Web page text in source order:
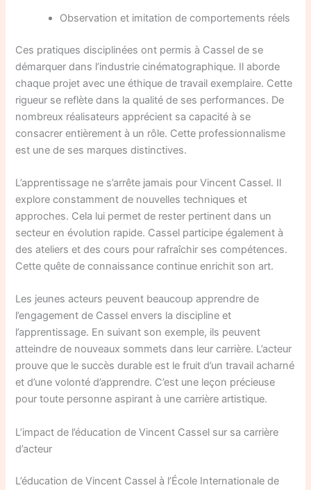
Observation et imitation de comportements réels
Ces pratiques disciplinées ont permis à Cassel de se
démarquer dans l’industrie cinématographique. Il aborde
chaque projet avec une éthique de travail exemplaire. Cette
rigueur se reflète dans la qualité de ses performances. De
nombreux réalisateurs apprécient sa capacité à se
consacrer entièrement à un rôle. Cette professionnalisme
est une de ses marques distinctives.
L’apprentissage ne s’arrête jamais pour Vincent Cassel. Il
explore constamment de nouvelles techniques et
approches. Cela lui permet de rester pertinent dans un
secteur en évolution rapide. Cassel participe également à
des ateliers et des cours pour rafraîchir ses compétences.
Cette quête de connaissance continue enrichit son art.
Les jeunes acteurs peuvent beaucoup apprendre de
l’engagement de Cassel envers la discipline et
l’apprentissage. En suivant son exemple, ils peuvent
atteindre de nouveaux sommets dans leur carrière. L’acteur
prouve que le succès durable est le fruit d’un travail acharné
et d’une volonté d’apprendre. C’est une leçon précieuse
pour toute personne aspirant à une carrière artistique.
L’impact de l’éducation de Vincent Cassel sur sa carrière
d’acteur
L’éducation de Vincent Cassel à l’École Internationale de